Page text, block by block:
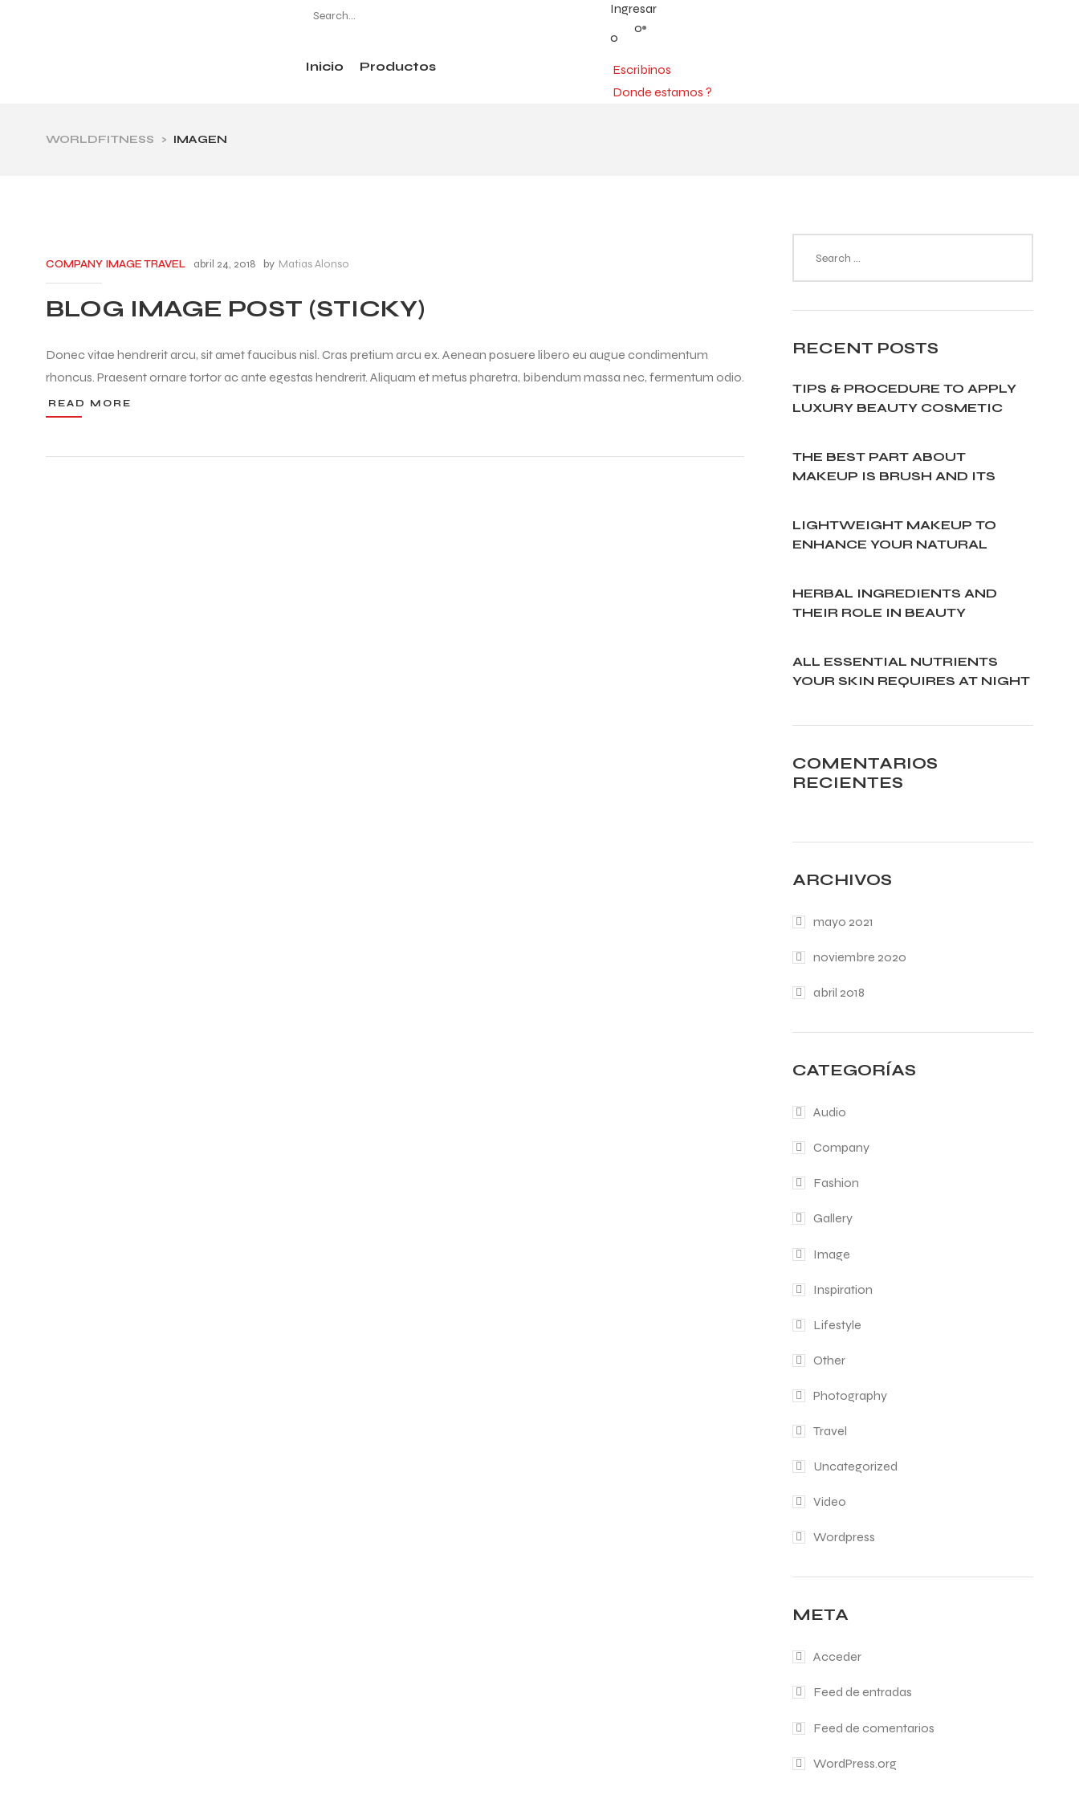
Ingresar
0
0
Inicio Productos
Escribinos
Donde estamos ?
WORLDFITNESS > IMAGEN
COMPANY IMAGETRAVEL abril 24, 2018 by Matias Alonso
BLOG IMAGE POST (STICKY)
Donec vitae hendrerit arcu, sit amet faucibus nisl. Cras pretium arcu ex. Aenean posuere libero eu augue condimentum
rhoncus. Praesent ornare tortor ac ante egestas hendrerit. Aliquam et metus pharetra, bibendum massa nec, fermentum odio.
READ MORE
RECENT POSTS
TIPS & PROCEDURE TO APPLY
LUXURY BEAUTY COSMETIC
THE BEST PART ABOUT
MAKEUP IS BRUSH AND ITS
LIGHTWEIGHT MAKEUP TO
ENHANCE YOUR NATURAL
HERBAL INGREDIENTS AND
THEIR ROLE IN BEAUTY
ALL ESSENTIAL NUTRIENTS
YOUR SKIN REQUIRES AT NIGHT
COMENTARIOS
RECIENTES
ARCHIVOS
mayo 2021
noviembre 2020
abril 2018
CATEGORÍAS
Audio
Company
Fashion
Gallery
Image
Inspiration
Lifestyle
Other
Photography
Travel
Uncategorized
Video
Wordpress
META
Acceder
Feed de entradas
Feed de comentarios
WordPress.org